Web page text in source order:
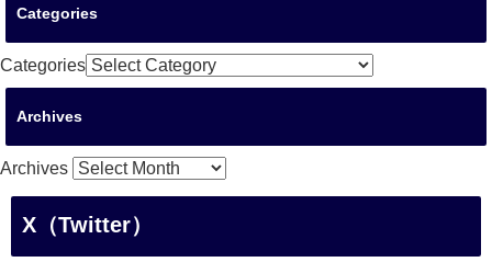
Categories
Categories
Archives
Archives
X（Twitter）